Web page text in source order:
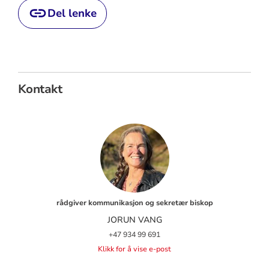
Del lenke
Kontakt
rådgiver kommunikasjon og sekretær biskop
JORUN VANG
+47 934 99 691
Klikk for å vise e-post